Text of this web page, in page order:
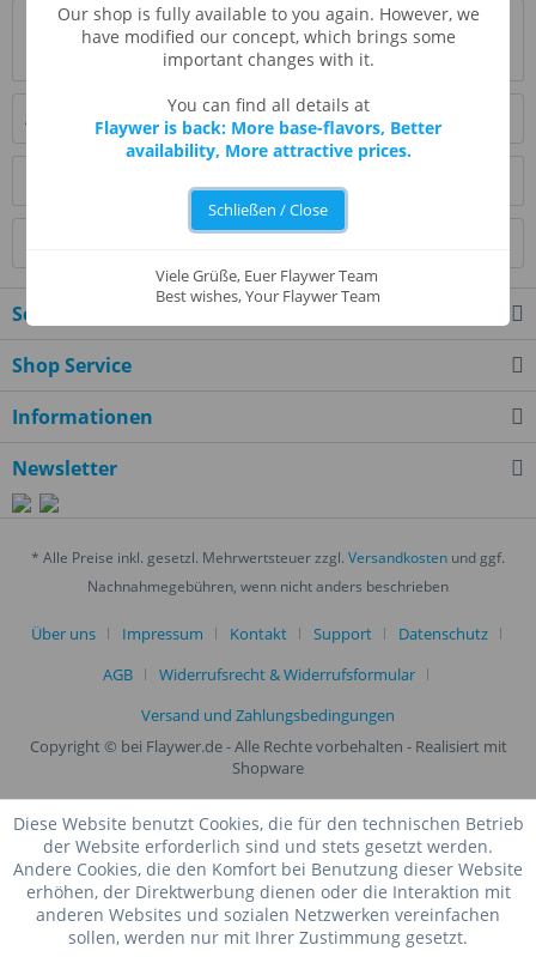
Bewertungen
0
Bewertungen lesen, schreiben und diskutieren...
Ähnliche Artikel
Service Hotline
Shop Service
Informationen
Newsletter
* Alle Preise inkl. gesetzl. Mehrwertsteuer zzgl. Versandkosten und ggf.
Nachnahmegebühren, wenn nicht anders beschrieben
Über uns Impressum Kontakt Support
Datenschutz
AGB
Widerrufsrecht & Widerrufsformular
Versand und Zahlungsbedingungen
Copyright © bei Flaywer.de - Alle Rechte vorbehalten - Realisiert mit
Shopware
Diese Website benutzt Cookies, die für den technischen Betrieb
der Website erforderlich sind und stets gesetzt werden.
Andere Cookies, die den Komfort bei Benutzung dieser Website
erhöhen, der Direktwerbung dienen oder die Interaktion mit
anderen Websites und sozialen Netzwerken vereinfachen
sollen, werden nur mit Ihrer Zustimmung gesetzt.
Our shop is fully available to you again. However, we
have modified our concept, which brings some
important changes with it.
You can find all details at
Flaywer is back: More base-flavors, Better
availability, More attractive prices.
Schließen / Close
Viele Grüße, Euer Flaywer Team
Best wishes, Your Flaywer Team